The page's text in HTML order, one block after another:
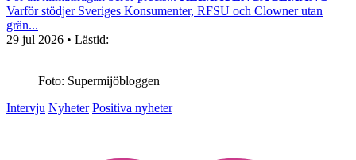
Varför stödjer Sveriges Konsumenter, RFSU och Clowner utan
grän...
29 jul 2026 • Lästid:
Foto: Supermijöbloggen
Intervju Nyheter Positiva nyheter